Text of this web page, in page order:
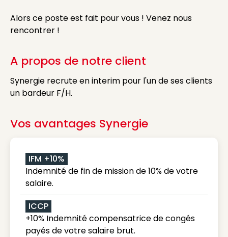
Alors ce poste est fait pour vous ! Venez nous
rencontrer !
A propos de notre client
Synergie recrute en interim pour l'un de ses clients
un bardeur F/H.
Vos avantages Synergie
IFM +10%
Indemnité de fin de mission de 10% de votre
salaire.
ICCP
+10% Indemnité compensatrice de congés
payés de votre salaire brut.